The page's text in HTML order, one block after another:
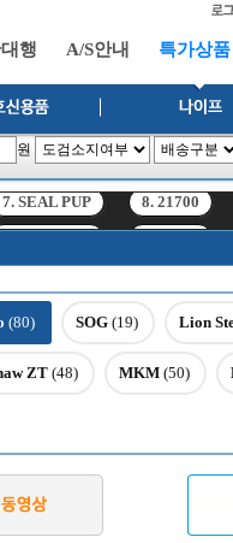
행 A/S안내 특가상품
원
7. SEAL PUP 8. 21700
(80) SOG (19) Lion
ZT(48) MKM (50)